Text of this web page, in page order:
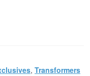
, Transformers